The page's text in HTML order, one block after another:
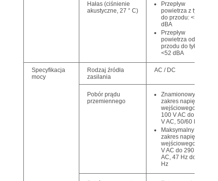
Hałas (ciśnienie
akustyczne, 27 ° C)
Przepływ
powietrza z tyłu
do przodu: <51
dBA
Przepływ
powietrza od
przodu do tyłu:
<52 dBA
Specyfikacja
mocy
Rodzaj źródła
zasilania
AC / DC
Pobór prądu
przemiennego
Znamionowy
zakres napięcia
wejściowego: od
100 V AC do 240
V AC, 50/60 Hz
Maksymalny
zakres napięcia
wejściowego: 90
V AC do 290 V
AC, 47 Hz do 63
Hz